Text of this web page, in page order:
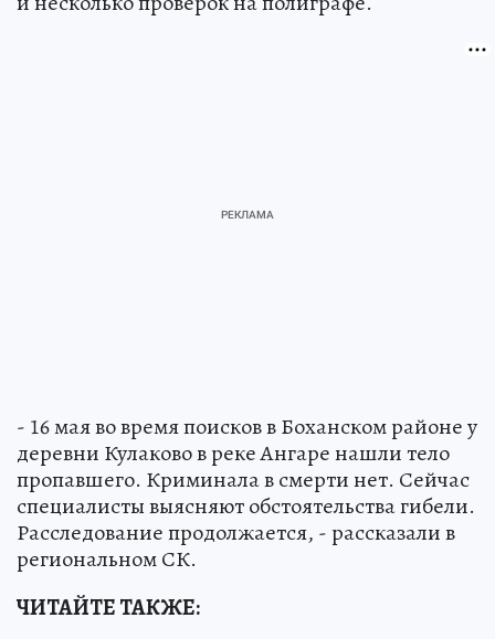
- 16 мая во время поисков в Боханском районе у
деревни Кулаково в реке Ангаре нашли тело
пропавшего. Криминала в смерти нет. Сейчас
специалисты выясняют обстоятельства гибели.
Расследование продолжается, - рассказали в
региональном СК.
ЧИТАЙТЕ ТАКЖЕ: